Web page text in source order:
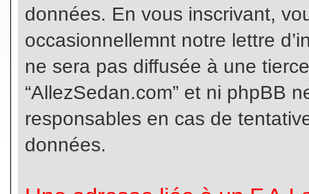
données. En vous inscrivant,
occasionnellemnt notre lettre
ne sera pas diffusée à une
“AllezSedan.com” et ni phpBB
responsables en cas de
données.